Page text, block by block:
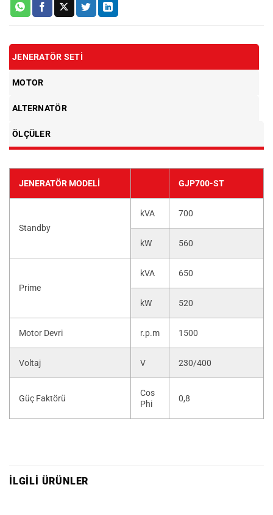
JENERATÖR SETI
MOTOR
ALTERNATÖR
ÖLÇÜLER
JENERATÖR MODELI GJP700-ST
Standby
kVA 700
kW 560
Prime
kVA 650
kW 520
Motor Devri r.p.m 1500
Voltaj V 230/400
Güç Faktörü
Cos
Phi
0,8
İLGILI ÜRÜNLER